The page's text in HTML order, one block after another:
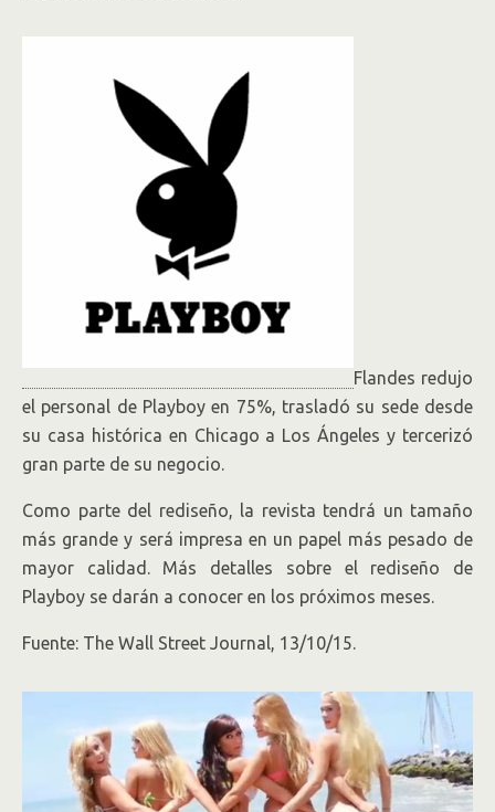
Flandes redujo
el personal de Playboy en 75%, trasladó su sede desde
su casa histórica en Chicago a Los Ángeles y tercerizó
gran parte de su negocio.
Como parte del rediseño, la revista tendrá un tamaño
más grande y será impresa en un papel más pesado de
mayor calidad. Más detalles sobre el rediseño de
Playboy se darán a conocer en los próximos meses.
Fuente: The Wall Street Journal, 13/10/15.